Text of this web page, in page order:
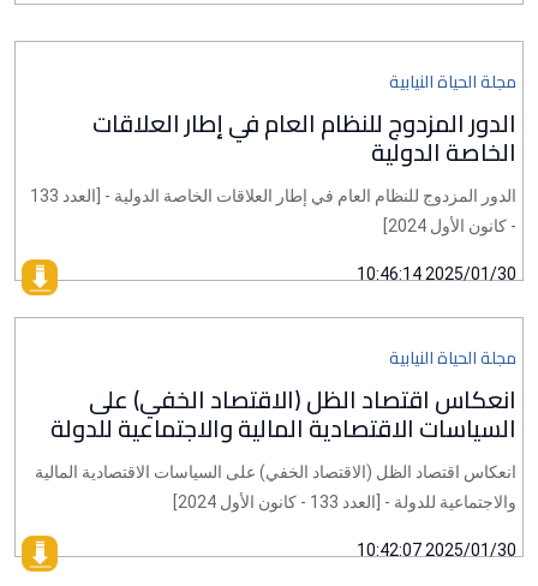
مجلة الحياة النيابية
الدور المزدوج للنظام العام في إطار العلاقات
الخاصة الدولية
الدور المزدوج للنظام العام في إطار العلاقات الخاصة الدولية - [العدد 133
- كانون الأول 2024]
2025/01/30 10:46:14
مجلة الحياة النيابية
انعكاس اقتصاد الظل (الاقتصاد الخفي) على
السياسات الاقتصادية المالية والاجتماعية للدولة
انعكاس اقتصاد الظل (الاقتصاد الخفي) على السياسات الاقتصادية المالية
والاجتماعية للدولة - [العدد 133 - كانون الأول 2024]
2025/01/30 10:42:07